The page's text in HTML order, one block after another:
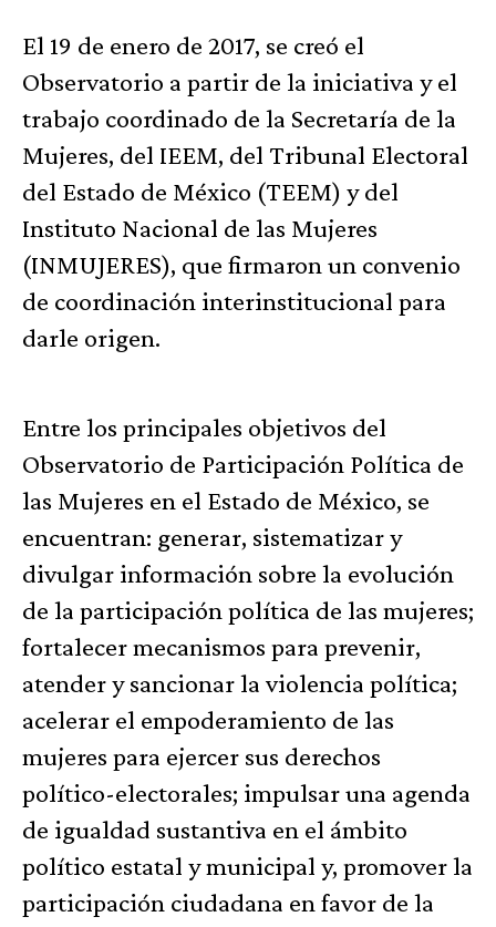
El 19 de enero de 2017, se creó el
Observatorio a partir de la iniciativa y el
trabajo coordinado de la Secretaría de la
Mujeres, del IEEM, del Tribunal Electoral
del Estado de México (TEEM) y del
Instituto Nacional de las Mujeres
(INMUJERES), que firmaron un convenio
de coordinación interinstitucional para
darle origen.
Entre los principales objetivos del
Observatorio de Participación Política de
las Mujeres en el Estado de México, se
encuentran: generar, sistematizar y
divulgar información sobre la evolución
de la participación política de las mujeres;
fortalecer mecanismos para prevenir,
atender y sancionar la violencia política;
acelerar el empoderamiento de las
mujeres para ejercer sus derechos
político-electorales; impulsar una agenda
de igualdad sustantiva en el ámbito
político estatal y municipal y, promover la
participación ciudadana en favor de la